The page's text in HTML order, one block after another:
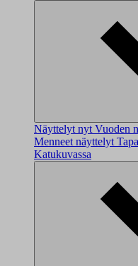
Näyttelyt nyt Vuoden
Menneet näyttelyt
Katukuvassa